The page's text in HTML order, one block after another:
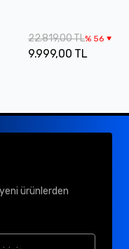
22.819,00 TL% 56
9.999,00 TL
ürünlerden